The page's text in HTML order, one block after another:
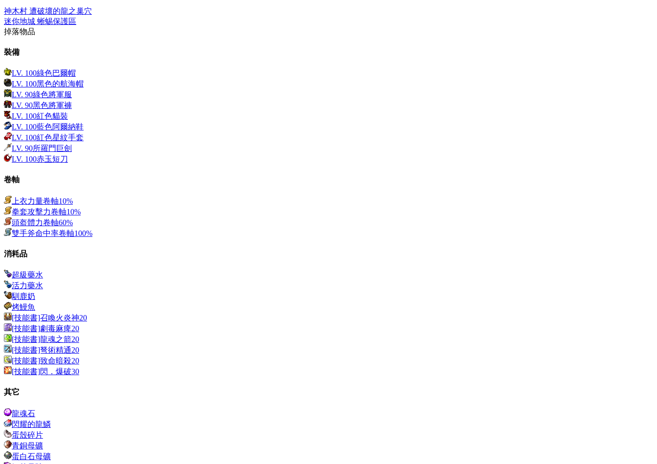
神木村 遭破壞的龍之巢穴
迷你地城 蜥蜴保護區
掉落物品
裝備
LV. 100綠色巴爾帽
LV. 100黑色的航海帽
LV. 90綠色將軍服
LV. 90黑色將軍褲
LV. 100紅色貓裝
LV. 100藍色阿爾納鞋
LV. 100紅色星紋手套
LV. 90所羅門巨劍
LV. 100赤玉短刀
卷軸
上衣力量卷軸10%
拳套攻擊力卷軸10%
頭盔體力卷軸60%
雙手斧命中率卷軸100%
消耗品
超級藥水
活力藥水
馴鹿奶
烤鰻魚
[技能書]召喚火炎神20
[技能書]劇毒麻痺20
[技能書]龍魂之箭20
[技能書]弩術精通20
[技能書]致命暗殺20
[技能書]閃．爆破30
其它
龍魂石
閃耀的龍鱗
蛋殼碎片
青銅母礦
蛋白石母礦